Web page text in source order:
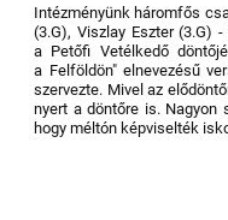
Intézményünk háromfős
(3.G), Viszlay Eszter (3.G)
a Petőfi Vetélkedő
a Felföldön" elnevezésű
szervezte. Mivel az
nyert a döntőre is. Nagyon
hogy méltón képviselték